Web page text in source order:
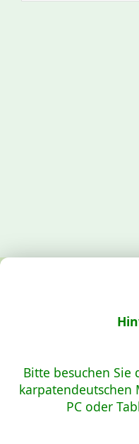
Bitte besuchen Sie
PC oder